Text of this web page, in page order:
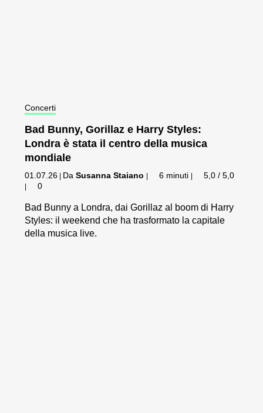
Concerti
Bad Bunny, Gorillaz e Harry Styles:
Londra è stata il centro della musica
mondiale
01.07.26 DaSusanna Staiano 6 minuti 5,0 / 5,0
0
Bad Bunny a Londra, dai Gorillaz al boom di Harry
Styles: il weekend che ha trasformato la capitale
della musica live.